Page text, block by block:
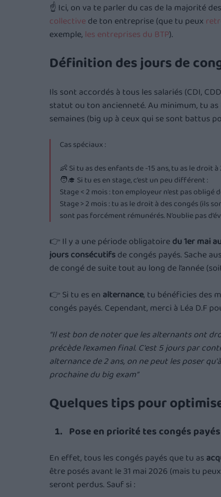
☝️ Ici, on va te parler du cas de la majorité
collective de ton entreprise (que tu peux
exemple, les entreprises du BTP).
Définition des jours de
Ils sont accordés à tous les salariés (CDI,
statut ou ton ancienneté. Au minimum, tu
semaines (big up à ceux qui se sont battus
Cas spéciaux :
👶 Si tu as des enfants de -15 ans, tu as le droit
🧑‍🎓 Si tu es en stage, c’est un peu différent :
Stage < 2 mois : ton employeur n’est pas obligé
Stage > 2 mois : tu as le droit à des congés (ils
sont pas forcément rémunérés. N’oublie pas
👉 Il y a une période obligatoire du 1er mai
jours consécutifs de congés payés. Sache
de congé de suite tout au long de l’année
👉 Si tu es en alternance, tu bénéficies des
congés payés. Cependant, merci à Léa D.F
“Il est bon de noter que les alternants ont
précède l'examen final. C'est 5 jours par
alternance de 2 ans, on ne peut les poser
prochaine du big exam”
Quelques tips pour
Pose en priorité tes congés
En effet, tous les congés payés que tu as
être posés avant le 31 mai 2026 (mais tu
seront perdus. Sauf si :